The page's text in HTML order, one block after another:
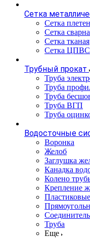
Сетка
Сетка
Сетка
Сетка тканая
Сетка ЦПВС
Трубный прокат
Труба
Труба
Труба
Труба ВГП
Труба
Водосточные
Воронка
Желоб
Заглушка
Канадка
Колено
Крепление
Труба
Еще